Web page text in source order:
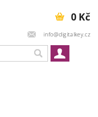
info@digitalkey.cz
0 Kč